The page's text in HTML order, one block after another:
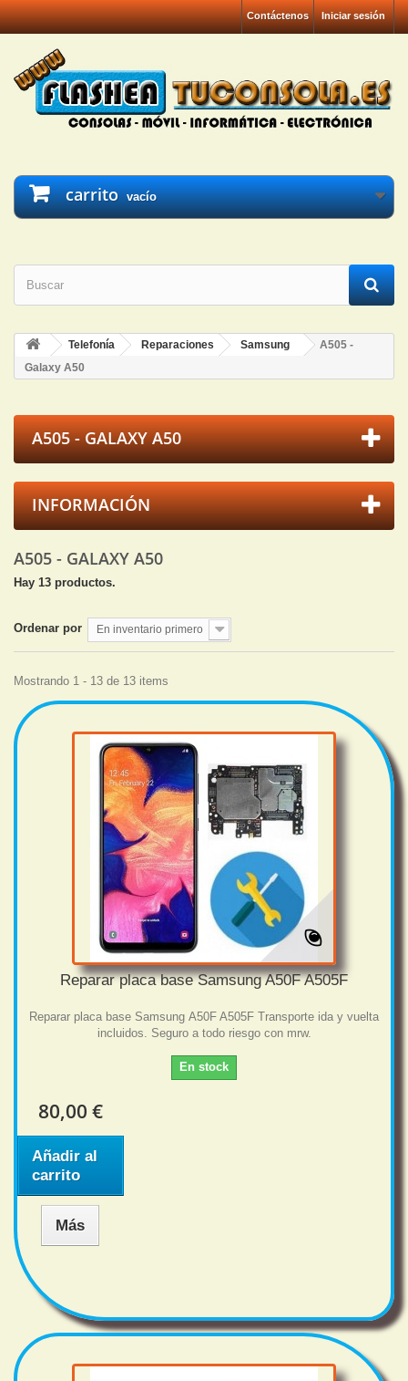
Iniciar sesión
Contáctenos
carrito vacío
Telefonía Reparaciones Samsung
A505 -
Galaxy A50
A505 - GALAXY A50
INFORMACIÓN
A505 - GALAXY A50
Hay 13 productos.
Ordenar por En inventario primero
Mostrando 1 - 13 de 13 items
Reparar placa base Samsung A50F A505F
Reparar placa base Samsung A50F A505F Transporte ida y vuelta
incluidos. Seguro a todo riesgo con mrw.
En stock
80,00 €
Añadir al
carrito
Más